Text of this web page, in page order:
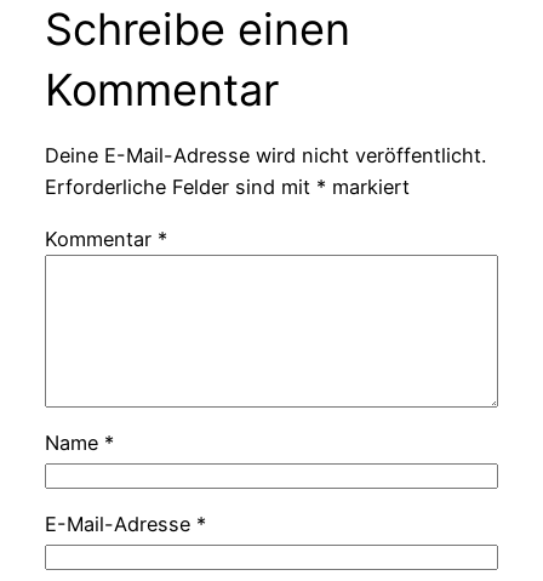
Schreibe einen
Kommentar
Deine E-Mail-Adresse wird nicht veröffentlicht.
Erforderliche Felder sind mit * markiert
Kommentar *
Name *
E-Mail-Adresse *